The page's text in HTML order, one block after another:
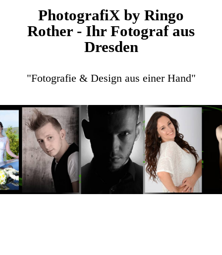
PhotografiX by Ringo
Rother - Ihr Fotograf aus
Dresden
"Fotografie & Design aus einer Hand"